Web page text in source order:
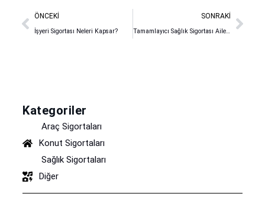
ÖNCEKI
İşyeri Sigortası Neleri Kapsar?
SONRAKI
Tamamlayıcı Sağlık Sigortası Aile Paketi Fiyatları ve Kapsamlı Rehber
Kategoriler
Araç Sigortaları
Konut Sigortaları
Sağlık Sigortaları
Diğer